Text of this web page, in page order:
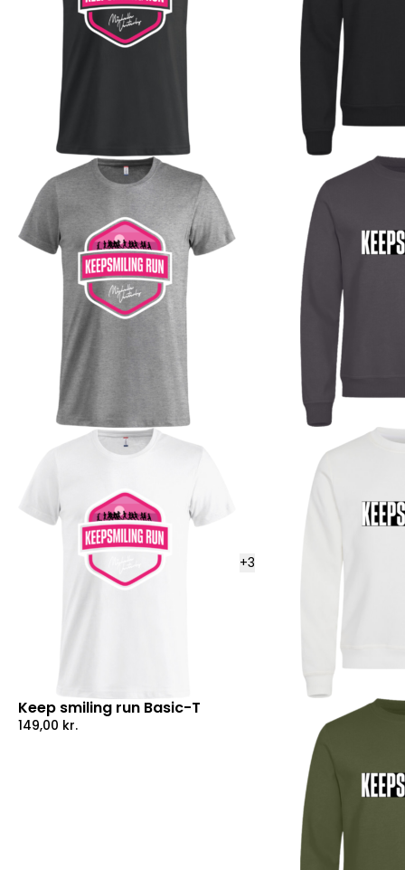
+3
Keep smiling run Basic-T
149,00 kr.